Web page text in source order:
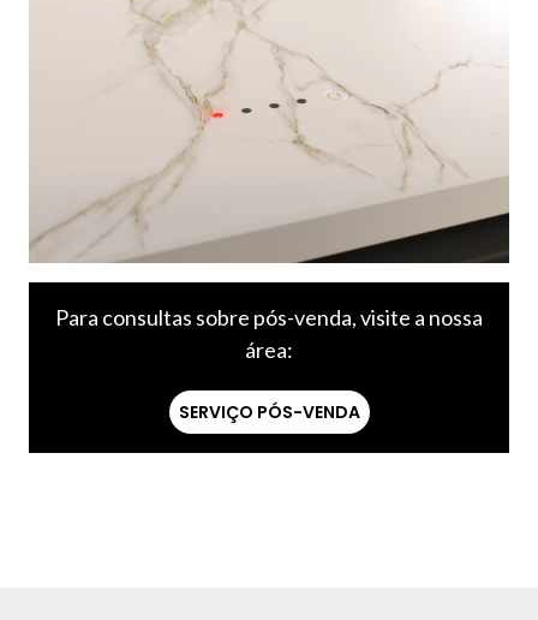
Para consultas sobre pós-venda, visite a nossa
área:
SERVIÇO PÓS-VENDA